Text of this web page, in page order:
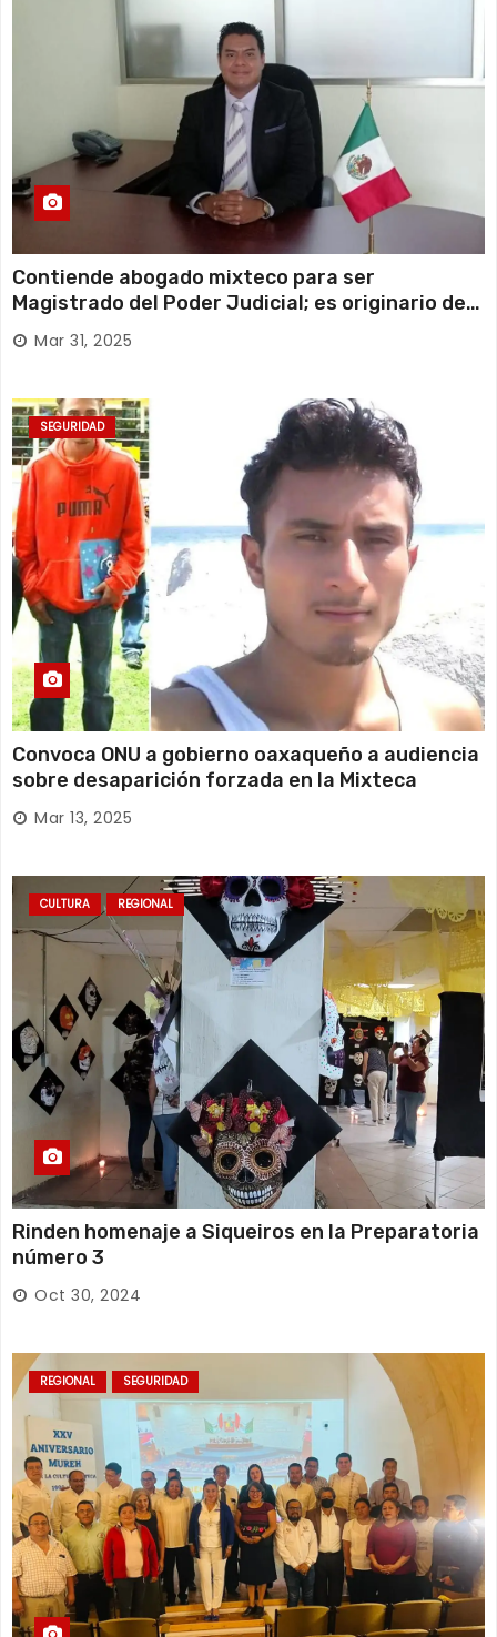
Contiende abogado mixteco para ser
Magistrado del Poder Judicial; es originario de
Huajuapan de León
Mar 31, 2025
SEGURIDAD
Convoca ONU a gobierno oaxaqueño a audiencia
sobre desaparición forzada en la Mixteca
Mar 13, 2025
CULTURA REGIONAL
Rinden homenaje a Siqueiros en la Preparatoria
número 3
Oct 30, 2024
REGIONAL SEGURIDAD